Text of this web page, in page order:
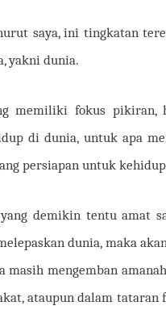
saya, ini tingkatan
yakni dunia.
memiliki fokus
di dunia, untuk apa
persiapan untuk
demikin tentu amat
dunia, maka
mengemban
ataupun dalam tataran